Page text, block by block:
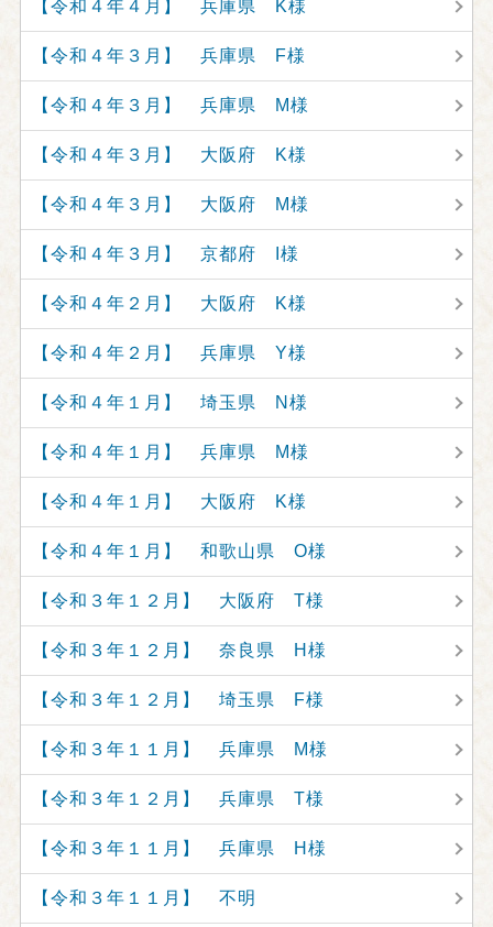
【令和４年４月】 兵庫県 K様
【令和４年３月】 兵庫県 F様
【令和４年３月】 兵庫県 M様
【令和４年３月】 大阪府 K様
【令和４年３月】 大阪府 M様
【令和４年３月】 京都府 I様
【令和４年２月】 大阪府 K様
【令和４年２月】 兵庫県 Y様
【令和４年１月】 埼玉県 N様
【令和４年１月】 兵庫県 M様
【令和４年１月】 大阪府 K様
【令和４年１月】 和歌山県 O様
【令和３年１２月】 大阪府 T様
【令和３年１２月】 奈良県 H様
【令和３年１２月】 埼玉県 F様
【令和３年１１月】 兵庫県 M様
【令和３年１２月】 兵庫県 T様
【令和３年１１月】 兵庫県 H様
【令和３年１１月】 不明